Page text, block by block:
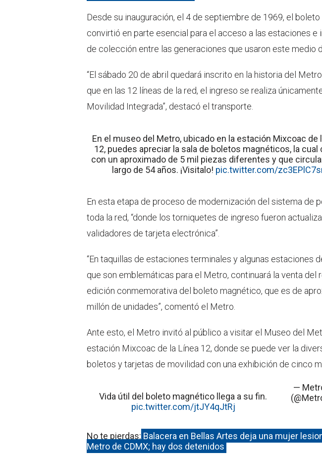
Desde su inauguración, el 4 de septiembre de 1969, el
convirtió en parte esencial para el acceso a las estaciones e
de colección entre las generaciones que usaron este medio
“El sábado 20 de abril quedará inscrito en la historia del
que en las 12 líneas de la red, el ingreso se realiza
Movilidad Integrada”, destacó el transporte.
En el museo del Metro, ubicado en la estación Mixcoac de
12, puedes apreciar la sala de boletos magnéticos, la cual
con un aproximado de 5 mil piezas diferentes y que
largo de 54 años. ¡Visitalo! pic.twitter.com/
En esta etapa de proceso de modernización del sistema de
toda la red, “donde los torniquetes de ingreso fueron
validadores de tarjeta electrónica”.
“En taquillas de estaciones terminales y algunas estaciones
que son emblemáticas para el Metro, continuará la venta del
edición conmemorativa del boleto magnético, que es de
millón de unidades”, comentó el Metro.
Ante esto, el Metro invitó al público a visitar el Museo del
estación Mixcoac de la Línea 12, donde se puede ver la
boletos y tarjetas de movilidad con una exhibición de cinco
Vida útil del boleto magnético llega a su fin.
pic.twitter.com/jtJY4qJtRj
—
No te pierdas: Balacera en Bellas Artes deja una mujer
Metro de CDMX; hay dos detenidos